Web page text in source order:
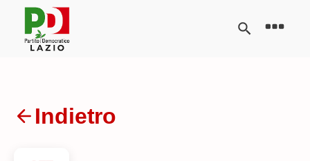
Indietro